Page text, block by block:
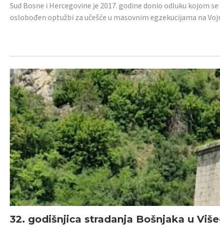
Sud Bosne i Hercegovine je 2017. godine donio odluku kojom
oslobođen optužbi za učešće u masovnim egzekucijama na
32. godišnjica stradanja Bošnjaka u